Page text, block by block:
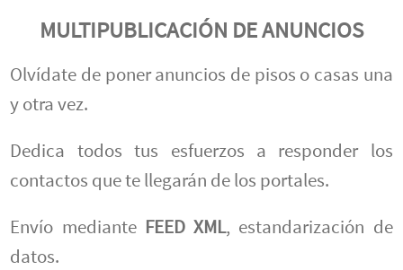
MULTIPUBLICACIÓN DE ANUNCIOS
Olvídate de poner anuncios de pisos o casas una
y otra vez.
Dedica todos tus esfuerzos a responder los
contactos que te llegarán de los portales.
Envío mediante FEED XML, estandarización de
datos.